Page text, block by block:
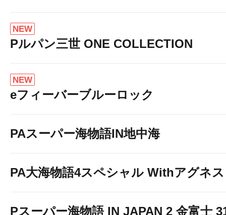
NEW
Pルパン三世 ONE COLLECTION
NEW
eフィーバーブルーロック
PAスーパー海物語IN地中海
PA大海物語4スペシャル Withアグネ
Pスーパー海物語 IN JAPAN 2 金富士